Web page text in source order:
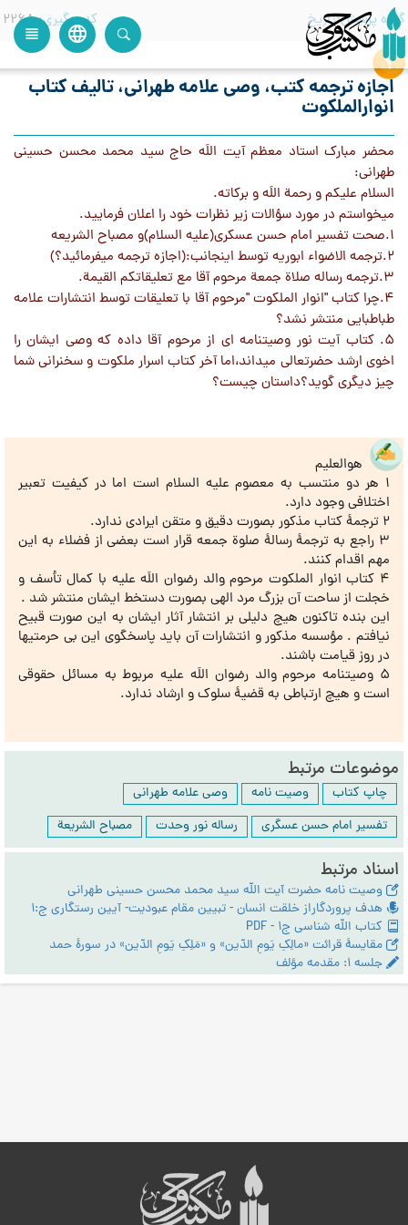
language
view_headline
گروه پرسش تاریخ کدرهگیری 2268
اجازه ترجمه کتب، وصی علامه طهرانی، تالیف کتاب
انوارالملکوت
محضر مبارک استاد معظم آیت اللَه حاج سید محمد محسن حسینی
طهرانی:
السلام علیکم و رحمة اللَه و برکاته.
میخواستم در مورد سؤالات زیر نظرات خود را اعلان فرمایید.
1.صحت تفسیر امام حسن عسکری(علیه السلام)و مصباح الشریعه
2.ترجمه الاضواء ابوریه توسط اینجانب:(اجازه ترجمه میفرمائید؟)
3.ترجمه رساله صلاة جمعة مرحوم آقا مع تعلیقاتکم القیمة.
4.چرا کتاب "انوار الملکوت "مرحوم آقا با تعلیقات توسط انتشارات علامه
طباطبایی منتشر نشد؟
5. کتاب آیت نور وصیتنامه ای از مرحوم آقا داده که وصی ایشان را
اخوی ارشد حضرتعالی میداند،اما آخر کتاب اسرار ملکوت و سخنرانی شما
چیز دیگری گوید؟داستان چیست؟
هوالعلیم
1 هر دو منتسب به معصوم علیه السلام است اما در کیفیت تعبیر
اختلافی وجود دارد.
2 ترجمۀ کتاب مذکور بصورت دقیق و متقن ایرادی ندارد.
3 راجع به ترجمۀ رسالۀ صلوة جمعه قرار است بعضی از فضلاء به این
مهم اقدام کنند.
4 کتاب انوار الملکوت مرحوم والد رضوان اللَه علیه با کمال تأسف و
خجلت از ساحت آن بزرگ مرد الهی بصورت دستخط ایشان منتشر شد .
این بنده تاکنون هیچ دلیلی بر انتشار آثار ایشان به این صورت قبیح
نیافتم . مؤسسه مذکور و انتشارات آن باید پاسخگوی این بی حرمتیها
در روز قیامت باشند.
5 وصیتنامه مرحوم والد رضوان اللَه علیه مربوط به مسائل حقوقی
است و هیچ ارتباطی به قضیۀ سلوک و ارشاد ندارد.
موضوعات مرتبط
چاپ کتاب وصیت نامه
وصی علامه طهرانی
تفسیر امام حسن عسگری
رساله نور وحدت مصباح الشریعة
اسناد مرتبط
وصی‍ت نامه حضرت آیت الله سید محمد محسن حسینی طهرانی
هدف پروردگاراز خلقت انسان - تبیین مقام عبودیت- آیین رستگاری ج:1
کتاب الله شناسی ج1 - PDF
مقایسۀ قرائت «مالِکِ یَومِ الدّین» و «مَلِکِ یَومِ الدّین» در سورۀ حمد
جلسه ۱: مقدمه مؤلف